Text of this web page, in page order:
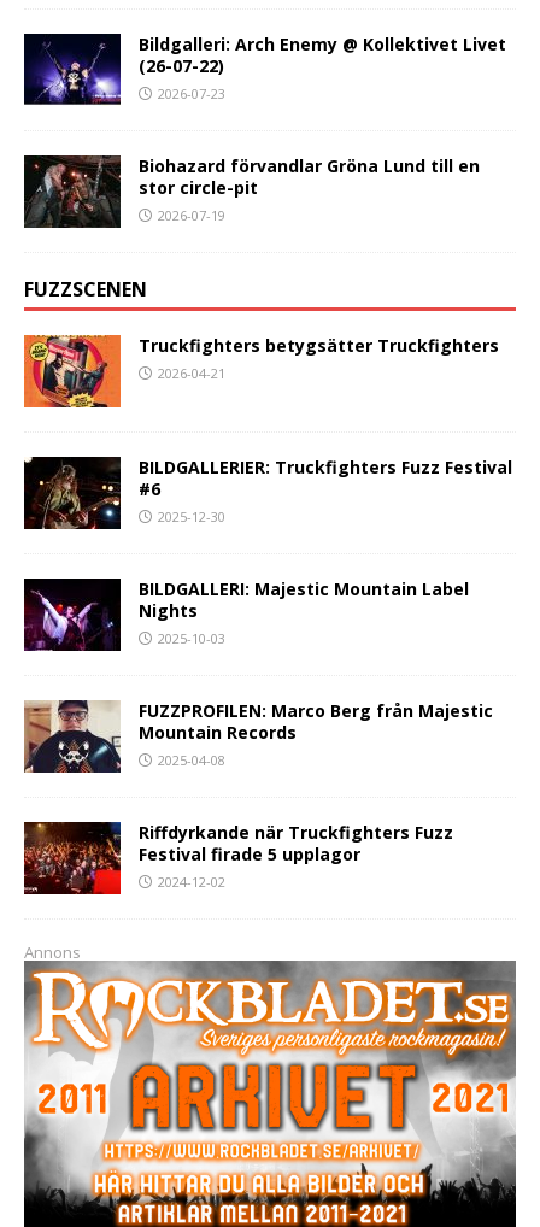
Bildgalleri: Arch Enemy @ Kollektivet Livet
(26-07-22)
2026-07-23
Biohazard förvandlar Gröna Lund till en
stor circle-pit
2026-07-19
FUZZSCENEN
Truckfighters betygsätter Truckfighters
2026-04-21
BILDGALLERIER: Truckfighters Fuzz Festival
#6
2025-12-30
BILDGALLERI: Majestic Mountain Label
Nights
2025-10-03
FUZZPROFILEN: Marco Berg från Majestic
Mountain Records
2025-04-08
Riffdyrkande när Truckfighters Fuzz
Festival firade 5 upplagor
2024-12-02
Annons